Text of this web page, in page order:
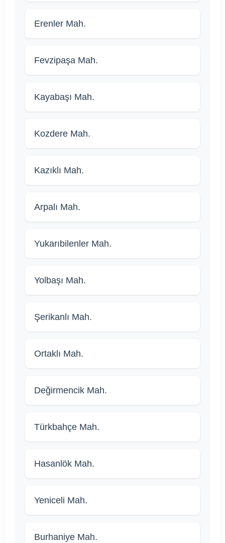
Erenler Mah.
Fevzipaşa Mah.
Kayabaşı Mah.
Kozdere Mah.
Kazıklı Mah.
Arpalı Mah.
Yukarıbilenler Mah.
Yolbaşı Mah.
Şerikanlı Mah.
Ortaklı Mah.
Değirmencik Mah.
Türkbahçe Mah.
Hasanlök Mah.
Yeniceli Mah.
Burhaniye Mah.